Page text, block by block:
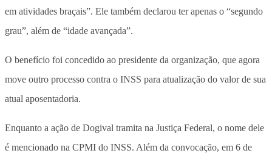
em atividades braçais”. Ele também declarou ter apenas o “segundo
grau”, além de “idade avançada”.
O benefício foi concedido ao presidente da organização, que agora
move outro processo contra o INSS para atualização do valor de sua
atual aposentadoria.
Enquanto a ação de Dogival tramita na Justiça Federal, o nome dele
é mencionado na CPMI do INSS. Além da convocação, em 6 de